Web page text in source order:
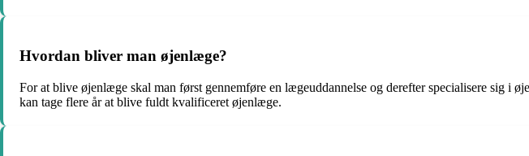
Hvordan bliver man øjenlæge?
For at blive øjenlæge skal man først gennemføre en lægeuddannelse og derefter specialisere sig i
kan tage flere år at blive fuldt kvalificeret øjenlæge.